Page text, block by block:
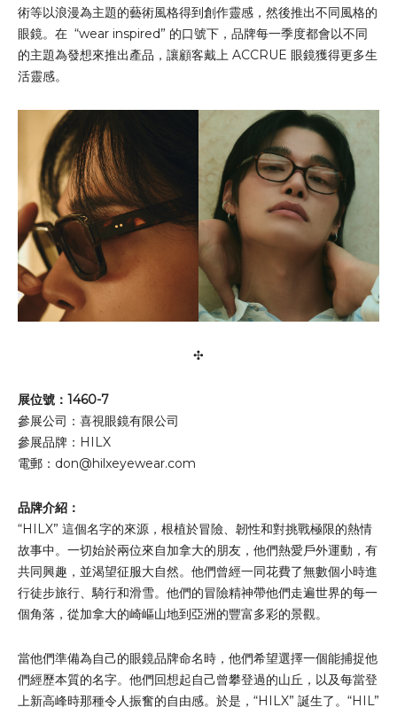
術等以浪漫為主題的藝術風格得到創作靈感，然後推出不同風格的
眼鏡。在 “wear inspired” 的口號下，品牌每一季度都會以不同
的主題為發想來推出產品，讓顧客戴上 ACCRUE 眼鏡獲得更多生
活靈感。
✣
展位號：1460-7
參展公司：喜視眼鏡有限公司
參展品牌：HILX
電郵： don@hilxeyewear.com
品牌介紹：
“HILX” 這個名字的來源，根植於冒險、韌性和對挑戰極限的熱情
故事中。一切始於兩位來自加拿大的朋友，他們熱愛戶外運動，有
共同興趣，並渴望征服大自然。他們曾經一同花費了無數個小時進
行徒步旅行、騎行和滑雪。他們的冒險精神帶他們走遍世界的每一
個角落，從加拿大的崎嶇山地到亞洲的豐富多彩的景觀。
當他們準備為自己的眼鏡品牌命名時，他們希望選擇一個能捕捉他
們經歷本質的名字。他們回想起自己曾攀登過的山丘，以及每當登
上新高峰時那種令人振奮的自由感。於是，“HILX” 誕生了。“HIL”